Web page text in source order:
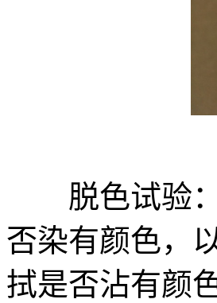
脱色试验：
否染有颜色，
拭是否沾有颜